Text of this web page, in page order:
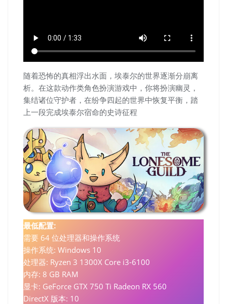
随着恐怖的真相浮出水面，埃泰尔的世界逐渐分崩离
析。在这款动作类角色扮演游戏中，你将扮演幽灵，
集结诸位守护者，在纷争四起的世界中恢复平衡，踏
上一段完成埃泰尔宿命的史诗征程
最低配置:
需要 64 位处理器和操作系统
操作系统: Windows 10
处理器: Ryzen 3 1300X Core i3-6100
内存: 8 GB RAM
显卡: GeForce GTX 750 Ti Radeon RX 560
DirectX 版本: 10